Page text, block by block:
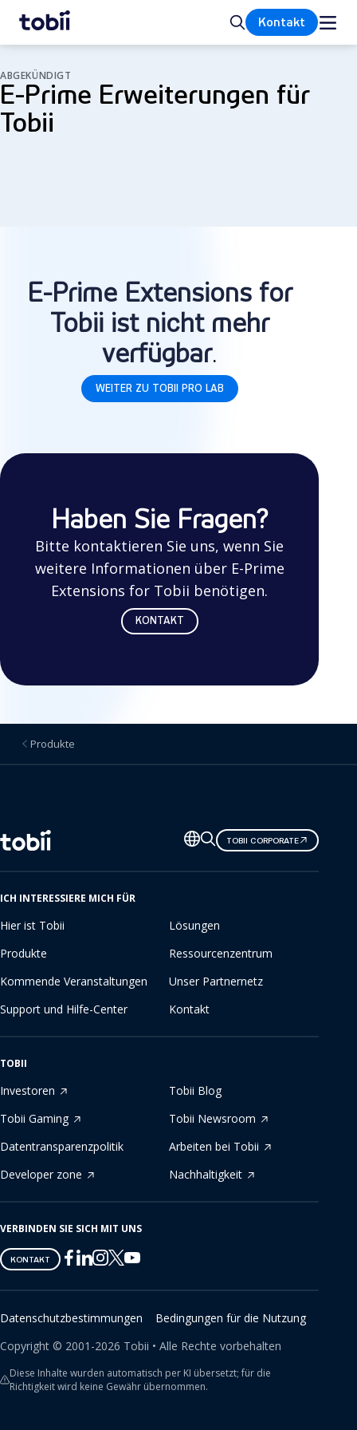
Startseite SucheKontakt
ABGEKÜNDIGT
E-Prime Erweiterungen für
Tobii
E-Prime Extensions for
Tobii ist nicht mehr
verfügbar.
WEITER ZU TOBII PRO LAB
Haben Sie Fragen?
Bitte kontaktieren Sie uns, wenn Sie
weitere Informationen über E-Prime
Extensions for Tobii benötigen.
KONTAKT
Produkte
Sprache
ändern
TOBII CORPORATE
ICH INTERESSIERE MICH FÜR
Hier ist Tobii
Lösungen
Produkte
Ressourcenzentrum
Kommende Veranstaltungen
Unser Partnernetz
Support und Hilfe-Center
Kontakt
TOBII
Investoren
Tobii Blog
Tobii Gaming
Tobii Newsroom
Datentransparenzpolitik
Arbeiten bei Tobii
Developer zone
Nachhaltigkeit
VERBINDEN SIE SICH MIT UNS
KONTAKT
Tobii
on
Facebook
Tobii
on
Linkedin
Tobii
on
Instagram
Tobii
on
Twitter
Tobii
on
Youtube
Datenschutzbestimmungen
Bedingungen für die Nutzung
Copyright © 2001-2026 Tobii • Alle Rechte vorbehalten
Diese Inhalte wurden automatisch per KI übersetzt; für die
Richtigkeit wird keine Gewähr übernommen.